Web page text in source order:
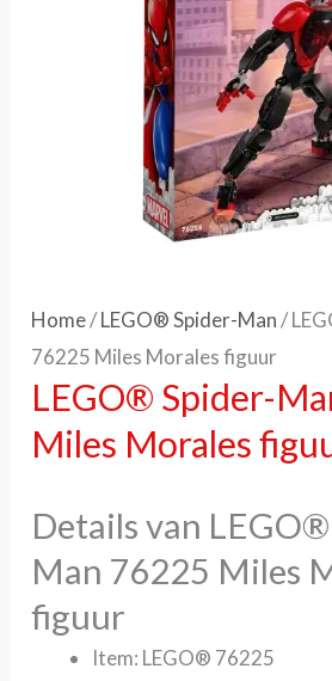
Home/LEGO® Spider-Man/
76225 Miles Morales figuur
LEGO® Spider-
Miles Morales
Details van
Man 76225 Miles
figuur
Item: LEGO® 76225